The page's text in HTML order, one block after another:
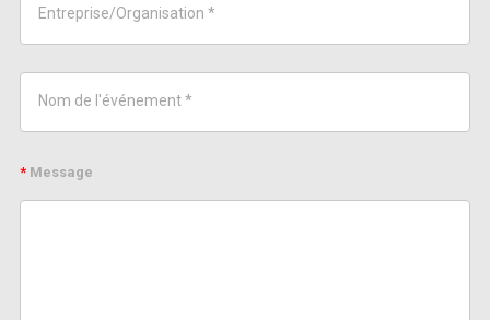
*Message